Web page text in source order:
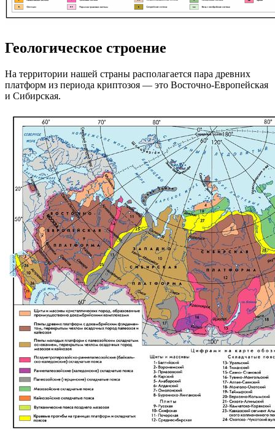
Геологическое строение
На территории нашей страны располагается пара древних
платформ из периода криптозоя — это Восточно-Европейская
и Сибирская.